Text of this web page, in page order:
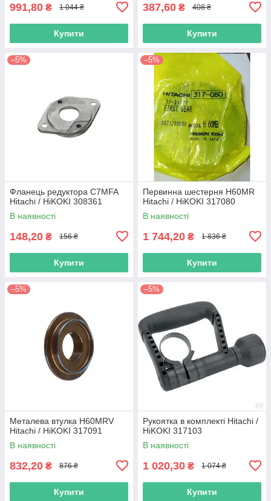
991,80 ₴ 1 044 ₴
Купити
387,60 ₴ 408 ₴
Купити
–5%
Фланець редуктора C7MFA
Hitachi / HiKOKI 308361
В наявності
148,20 ₴ 156 ₴
Купити
–5%
Первинна шестерня H60MR
Hitachi / HiKOKI 317080
В наявності
1 744,20 ₴ 1 836 ₴
Купити
–5%
Металева втулка H60MRV
Hitachi / HiKOKI 317091
В наявності
832,20 ₴ 876 ₴
Купити
–5%
Рукоятка в комплекті Hitachi /
HiKOKI 317103
В наявності
1 020,30 ₴ 1 074 ₴
Купити